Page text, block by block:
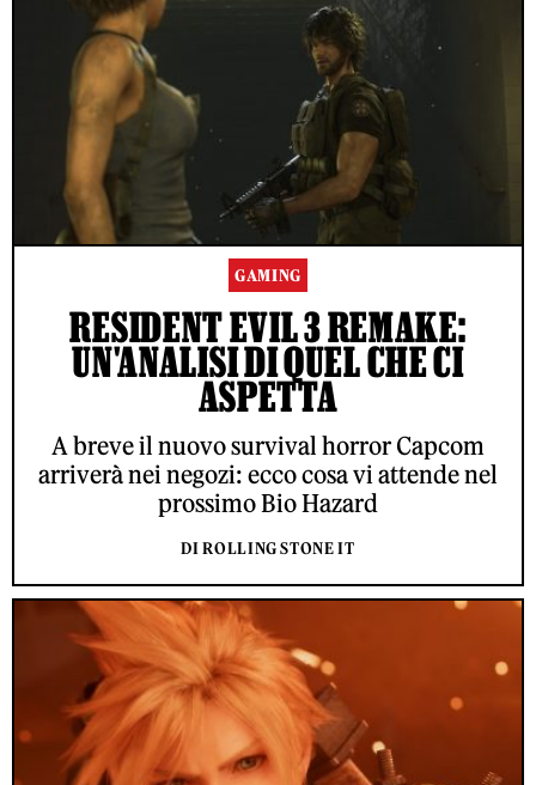
GAMING
RESIDENT EVIL 3 REMAKE:
UN'ANALISI DI QUEL CHE CI
ASPETTA
A breve il nuovo survival horror Capcom
arriverà nei negozi: ecco cosa vi attende nel
prossimo Bio Hazard
DI ROLLING STONE IT